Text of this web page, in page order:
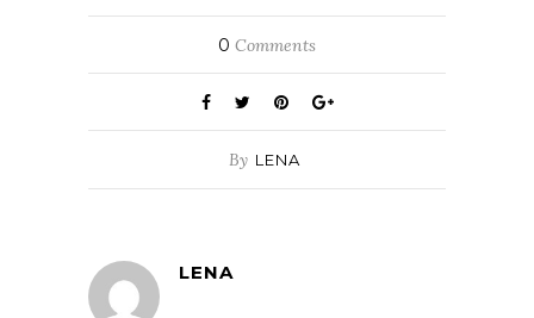
0 Comments
By LENA
LENA